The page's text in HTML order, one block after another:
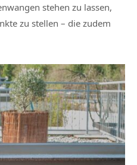
stehen zu lassen,
zu stellen – die zudem